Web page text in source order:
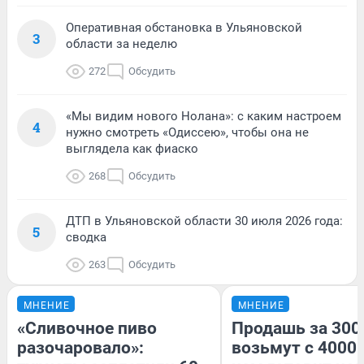
3
Оперативная обстановка в Ульяновской
области за неделю
272 Обсудить
4
«Мы видим нового Нолана»: с каким настроем
нужно смотреть «Одиссею», чтобы она не
выглядела как фиаско
268 Обсудить
5
ДТП в Ульяновской области 30 июля 2026 года:
сводка
263 Обсудить
МНЕНИЕ
«Сливочное пиво
разочаровало»:
МНЕНИЕ
Продашь за
возьмут с